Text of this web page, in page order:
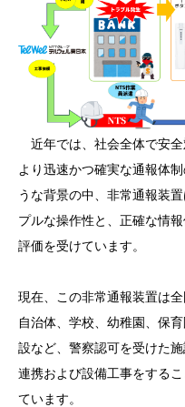
近年では、社会全体で安全
より迅速かつ確実な通報体
うな背景の中、非常通報装
プルな操作性と、正確な情
評価を受けています。
現在、この非常通報装置は
自治体、学校、幼稚園、保
設など、警察認可を受けた
連携および設備工事をする
ています。